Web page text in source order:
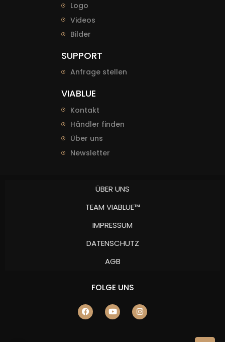
Logo
Videos
Bilder
SUPPORT
Anfrage stellen
VIABLUE
Kontakt
Händler finden
Über uns
Newsletter
ÜBER UNS
TEAM VIABLUE™
IMPRESSUM
DATENSCHUTZ
AGB
FOLGE UNS